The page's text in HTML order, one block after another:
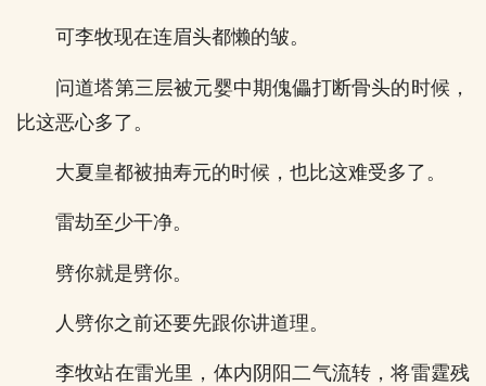
可李牧现在连眉头都懒的皱。
问道塔第三层被元婴中期傀儡打断骨头的时候，
比这恶心多了。
大夏皇都被抽寿元的时候，也比这难受多了。
雷劫至少干净。
劈你就是劈你。
人劈你之前还要先跟你讲道理。
李牧站在雷光里，体内阴阳二气流转，将雷霆残